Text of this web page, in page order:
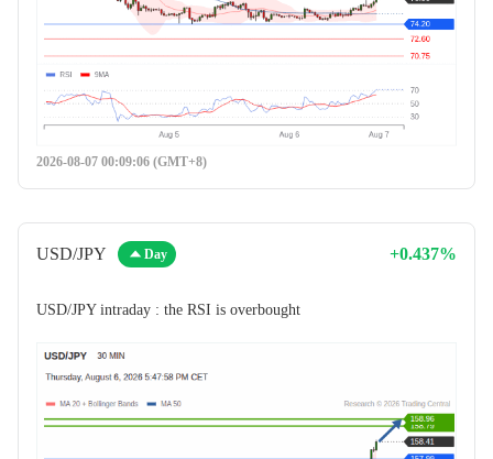
2026-08-07 00:09:06 (GMT+8)
USD/JPY Day +0.437%
USD/JPY intraday : the RSI is overbought